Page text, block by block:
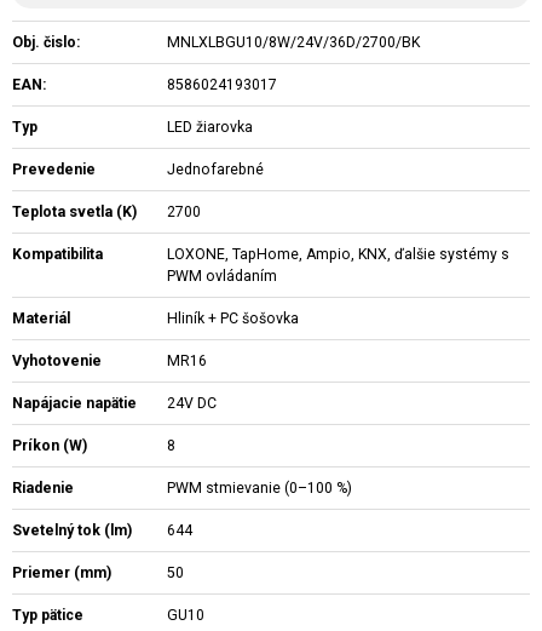
Obj. čislo: MNLXLBGU10/8W/24V/36D/2700/BK
EAN: 8586024193017
Typ LED žiarovka
Prevedenie Jednofarebné
Teplota svetla (K) 2700
Kompatibilita
LOXONE, TapHome, Ampio, KNX, ďalšie systémy s
PWM ovládaním
Materiál Hliník + PC šošovka
Vyhotovenie MR16
Napájacie napätie 24V DC
Príkon (W) 8
Riadenie PWM stmievanie (0–100 %)
Svetelný tok (lm) 644
Priemer (mm) 50
Typ pätice GU10